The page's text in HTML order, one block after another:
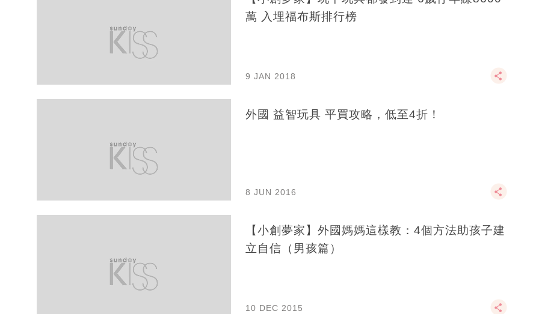
萬 入埋福布斯排行榜
9 JAN 2018
外國 益智玩具 平買攻略，低至4折！
8 JUN 2016
【小創夢家】外國媽媽這樣教：4個方法助孩子建
立自信（男孩篇）
10 DEC 2015